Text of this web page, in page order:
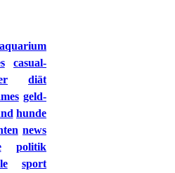
aquarium
casual-
diät
geld-
hunde
news
politik
sport